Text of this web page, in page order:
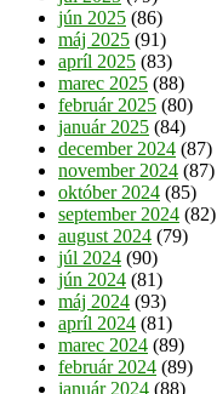
jún 2025 (86)
máj 2025 (91)
apríl 2025 (83)
marec 2025 (88)
február 2025 (80)
január 2025 (84)
december 2024 (87)
november 2024 (87)
október 2024 (85)
september 2024 (82)
august 2024 (79)
júl 2024 (90)
jún 2024 (81)
máj 2024 (93)
apríl 2024 (81)
marec 2024 (89)
február 2024 (89)
január 2024 (88)